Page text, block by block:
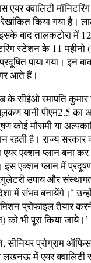
क्वालिटी
किया गया है।
बाद तालकटोरा में
स्टेशन के 11 महीनो
पाया गया। इन
आते हैं।
के सीईओ रमापति
यानी पीएम2.5 का
कोई मौसमी या
रहती है। राज्य
एयर एक्शन प्लान बना
इस एक्शन प्लान में
उपाय और
में संभव बनायेंगे।’
प्रोफाइल तैयार
को भी पूरा किया जाये।’
सीनियर प्रोग्राम
लखनऊ में एयर